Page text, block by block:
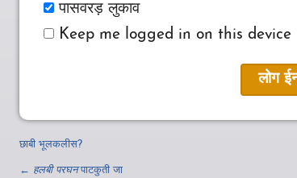
पासवरड़ लुकाव
Keep me logged in on this device
छाबी भूलकलीस?
← हलबी परघनपाटकुती जा